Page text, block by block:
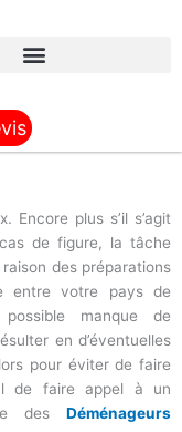
Encore plus s’il s’agit
de figure, la tâche
des préparations
entre votre pays de
manque de
en d’éventuelles
pour éviter de faire
de faire appel à un
des Déménageurs